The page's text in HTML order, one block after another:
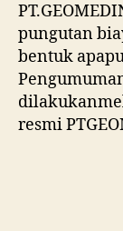
pungutan
bentuk
resmi